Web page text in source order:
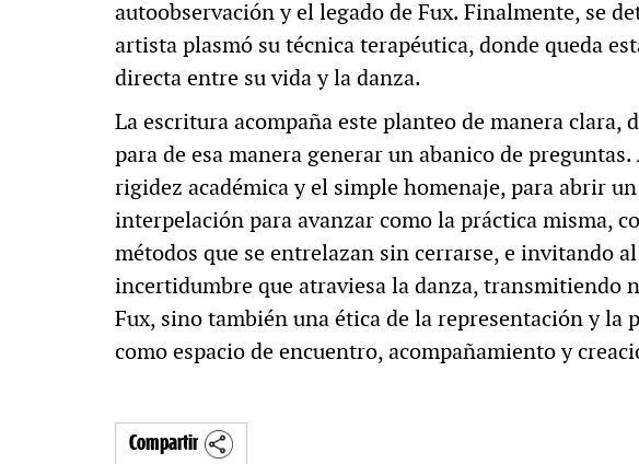
autoobservación y el legado de Fux. Finalmente, se
artista plasmó su técnica terapéutica, donde queda
directa entre su vida y la danza.
La escritura acompaña este planteo de manera clara,
para de esa manera generar un abanico de
rigidez académica y el simple homenaje, para abrir
interpelación para avanzar como la práctica misma,
métodos que se entrelazan sin cerrarse, e invitando
incertidumbre que atraviesa la danza, transmitiendo
Fux, sino también una ética de la representación y la
como espacio de encuentro, acompañamiento y
Compartir